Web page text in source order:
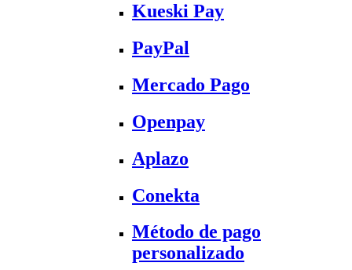
Kueski Pay
PayPal
Mercado Pago
Openpay
Aplazo
Conekta
Método de pago
personalizado